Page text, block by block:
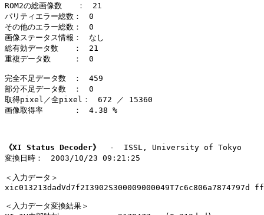
ROM2の総画像数　　：　21
パリティエラー総数：　0
その他のエラー総数：　0
画像ステータス情報：　なし
総有効データ数　　：　21
重複データ数　　　：　0
完全不足データ数　：　459
部分不足データ数　：　0
取得pixel／全pixel：　672 ／ 15360
画像取得率　　　　：　4.38 %
《XI Status Decoder》
  -  ISSL, University of Tokyo
変換日時：　2003/10/23 09:21:25
＜入力データ＞
xic013213dadVd7f2I3902S300009000049T7c6c806a7874797d
＜入力データ変換結果＞